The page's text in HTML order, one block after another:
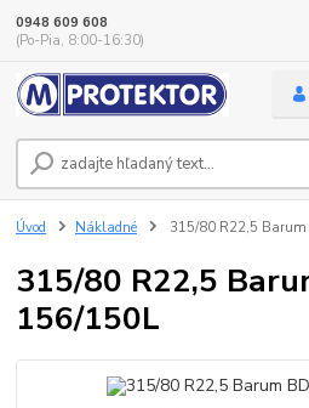
0948 609 608
(Po-Pia, 8:00-16:30)
Úvod Nákladné 315/80 R22,5
315/80 R22,5
156/150L